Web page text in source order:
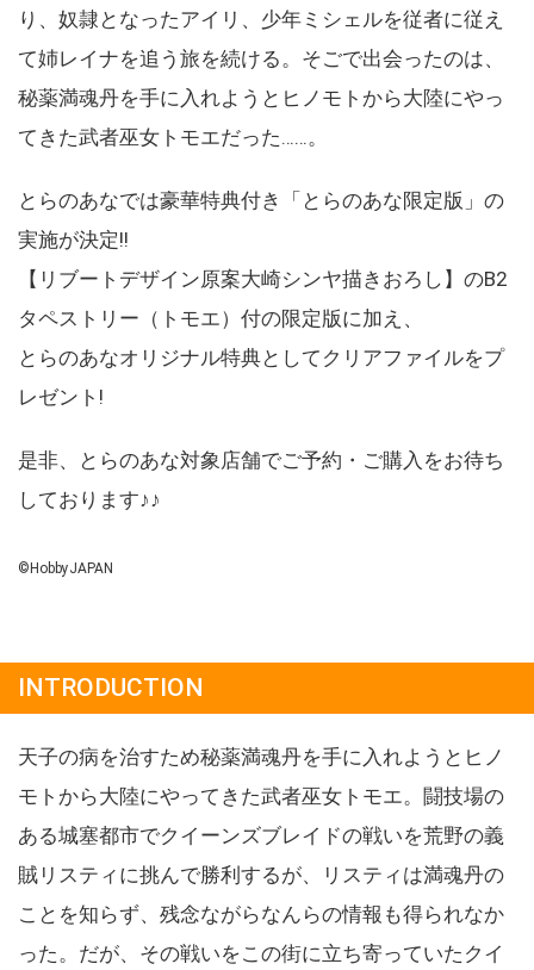
り、奴隷となったアイリ、少年ミシェルを従者に従え
て姉レイナを追う旅を続ける。そごで出会ったのは、
秘薬満魂丹を手に入れようとヒノモトから大陸にやっ
てきた武者巫女トモエだった……。
とらのあなでは豪華特典付き「とらのあな限定版」の
実施が決定!!
【リブートデザイン原案大崎シンヤ描きおろし】のB2
タペストリー（トモエ）付の限定版に加え、
とらのあなオリジナル特典としてクリアファイルをプ
レゼント!
是非、とらのあな対象店舗でご予約・ご購入をお待ち
しております♪♪
©HobbyJAPAN
INTRODUCTION
天子の病を治すため秘薬満魂丹を手に入れようとヒノ
モトから大陸にやってきた武者巫女トモエ。闘技場の
ある城塞都市でクイーンズブレイドの戦いを荒野の義
賊リスティに挑んで勝利するが、リスティは満魂丹の
ことを知らず、残念ながらなんらの情報も得られなか
った。だが、その戦いをこの街に立ち寄っていたクイ